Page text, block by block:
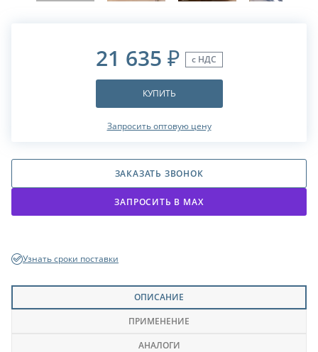
21 635 ₽ с НДС
КУПИТЬ
Запросить оптовую цену
ЗАКАЗАТЬ ЗВОНОК
ЗАПРОСИТЬ В МАХ
Узнать сроки поставки
ОПИСАНИЕ
ПРИМЕНЕНИЕ
АНАЛОГИ